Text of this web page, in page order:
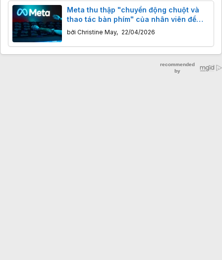
Meta thu thập "chuyển động chuột và
thao tác bàn phím" của nhân viên để
huấn luyện trí tuệ nhân tạo
bởi Christine May, 22/04/2026